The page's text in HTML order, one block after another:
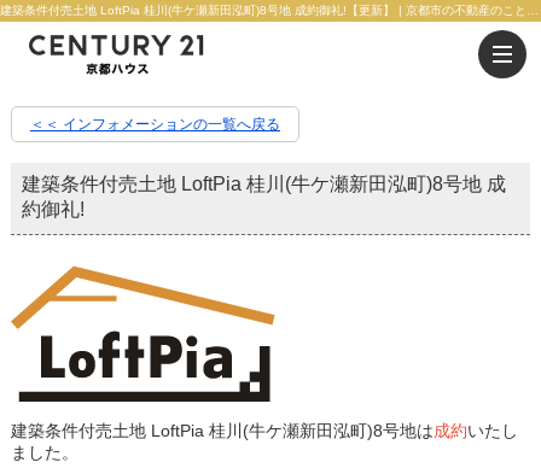
＜＜ インフォメーションの一覧へ戻る
建築条件付売土地 LoftPia 桂川(牛ケ瀬新田泓町)8号地 成
約御礼!
建築条件付売土地 LoftPia 桂川(牛ケ瀬新田泓町)8号地は成約いたし
ました。